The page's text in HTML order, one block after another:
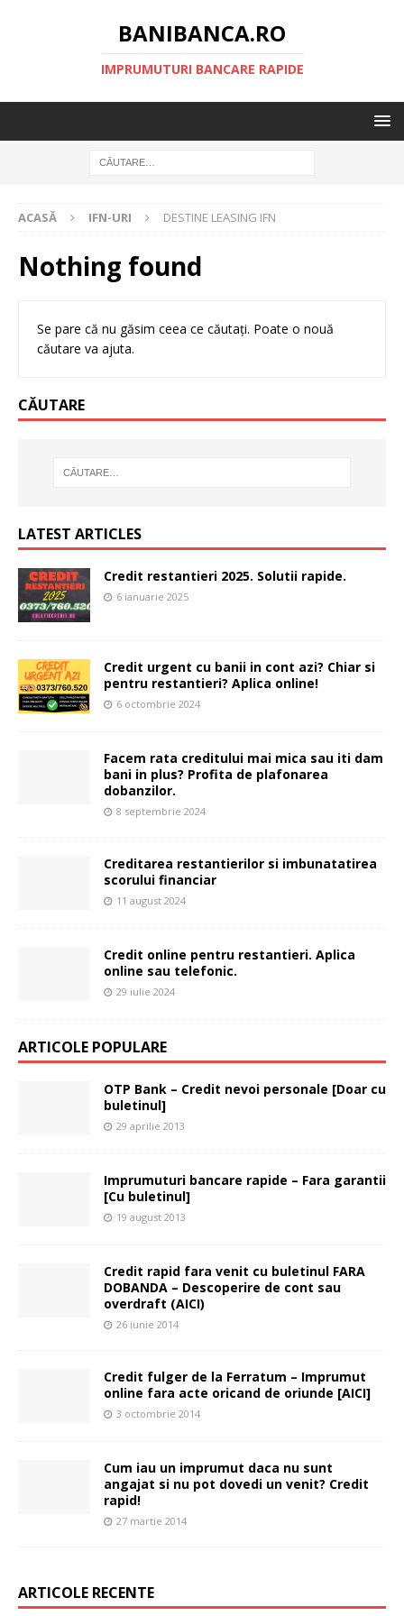
BANIBANCA.RO
IMPRUMUTURI BANCARE RAPIDE
ACASĂ IFN-URI DESTINE LEASING IFN
Nothing found
Se pare că nu găsim ceea ce căutați. Poate o nouă
căutare va ajuta.
CĂUTARE
LATEST ARTICLES
Credit restantieri 2025. Solutii rapide.
6 ianuarie 2025
Credit urgent cu banii in cont azi? Chiar si
pentru restantieri? Aplica online!
6 octombrie 2024
Facem rata creditului mai mica sau iti dam
bani in plus? Profita de plafonarea
dobanzilor.
8 septembrie 2024
Creditarea restantierilor si imbunatatirea
scorului financiar
11 august 2024
Credit online pentru restantieri. Aplica
online sau telefonic.
29 iulie 2024
ARTICOLE POPULARE
OTP Bank – Credit nevoi personale [Doar cu
buletinul]
29 aprilie 2013
Imprumuturi bancare rapide – Fara garantii
[Cu buletinul]
19 august 2013
Credit rapid fara venit cu buletinul FARA
DOBANDA – Descoperire de cont sau
overdraft (AICI)
26 iunie 2014
Credit fulger de la Ferratum – Imprumut
online fara acte oricand de oriunde [AICI]
3 octombrie 2014
Cum iau un imprumut daca nu sunt
angajat si nu pot dovedi un venit? Credit
rapid!
27 martie 2014
ARTICOLE RECENTE